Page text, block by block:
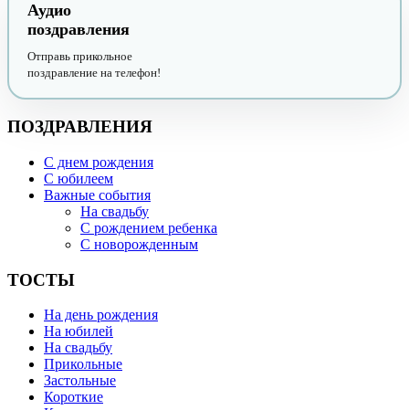
Аудио
поздравления
Отправь прикольное
поздравление на телефон!
ПОЗДРАВЛЕНИЯ
С днем рождения
С юбилеем
Важные события
На свадьбу
С рождением ребенка
С новорожденным
ТОСТЫ
На день рождения
На юбилей
На свадьбу
Прикольные
Застольные
Короткие